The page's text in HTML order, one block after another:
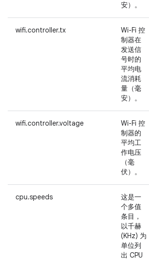
安）。
wifi.controller.tx
Wi-Fi 控
制器在
发送信
号时的
平均电
流消耗
量（毫
安）。
wifi.controller.voltage
Wi-Fi 控
制器的
平均工
作电压
（毫
伏）。
cpu.speeds
这是一
个多值
条目，
以千赫
(KHz) 为
单位列
出 CPU